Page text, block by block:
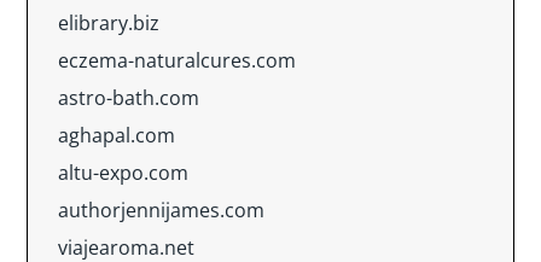
elibrary.biz
eczema-naturalcures.com
astro-bath.com
aghapal.com
altu-expo.com
authorjennijames.com
viajearoma.net